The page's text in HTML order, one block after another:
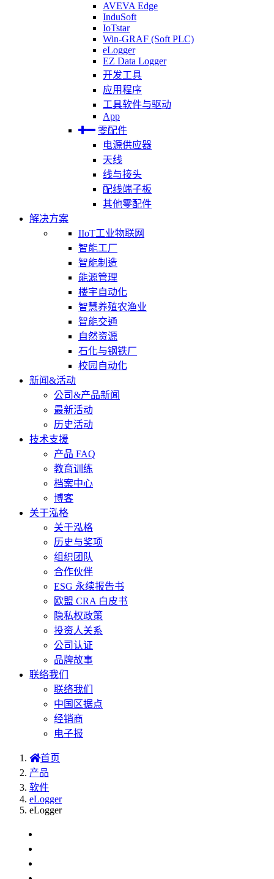
AVEVA Edge
InduSoft
IoTstar
Win-GRAF (Soft PLC)
eLogger
EZ Data Logger
开发工具
应用程序
工具软件与驱动
App
零配件
电源供应器
天线
线与接头
配线端子板
其他零配件
解决方案
IIoT工业物联网
智能工厂
智能制造
能源管理
楼宇自动化
智慧养殖农渔业
智能交通
自然资源
石化与钢铁厂
校园自动化
新闻&活动
公司&产品新闻
最新活动
历史活动
技术支援
产品 FAQ
教育训练
档案中心
博客
关于泓格
关于泓格
历史与奖项
组织团队
合作伙伴
ESG 永续报告书
欧盟 CRA 白皮书
隐私权政策
投资人关系
公司认证
品牌故事
联络我们
联络我们
中国区据点
经销商
电子报
首页
产品
软件
eLogger
eLogger